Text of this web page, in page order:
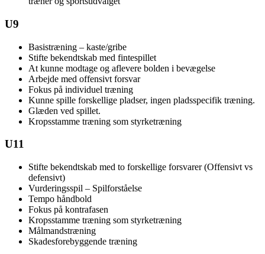
U9
Basistræning – kaste/gribe
Stifte bekendtskab med fintespillet
At kunne modtage og aflevere bolden i bevægelse
Arbejde med offensivt forsvar
Fokus på individuel træning
Kunne spille forskellige pladser, ingen pladsspecifik træning.
Glæden ved spillet.
Kropsstamme træning som styrketræning
U11
Stifte bekendtskab med to forskellige forsvarer (Offensivt vs
defensivt)
Vurderingsspil – Spilforståelse
Tempo håndbold
Fokus på kontrafasen
Kropsstamme træning som styrketræning
Målmandstræning
Skadesforebyggende træning